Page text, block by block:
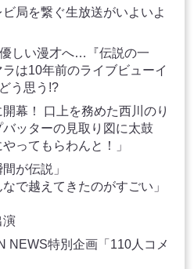
局を繋ぐ生放送がいよいよ
しい漫才へ…『伝説の一
は10年前のライブビューイ
う思う!?
幕！ 口上を務めた西川のり
ッターの見取り図に太鼓
ってもらわんと！」
が伝説」
で越えてきたのがすごい」
演
NEWS特別企画「110人コメ